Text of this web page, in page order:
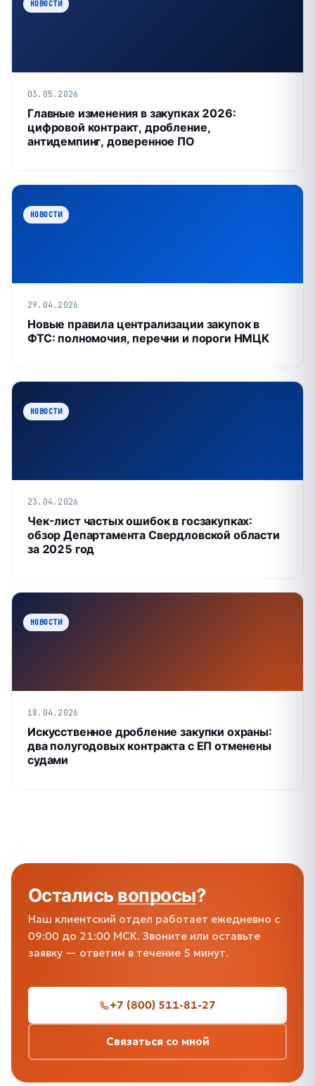
НОВОСТИ
03.05.2026
Главные изменения в закупках 2026:
цифровой контракт, дробление,
антидемпинг, доверенное ПО
НОВОСТИ
29.04.2026
Новые правила централизации закупок в
ФТС: полномочия, перечни и пороги НМЦК
НОВОСТИ
23.04.2026
Чек-лист частых ошибок в госзакупках:
обзор Департамента Свердловской области
за 2025 год
НОВОСТИ
18.04.2026
Искусственное дробление закупки охраны:
два полугодовых контракта с ЕП отменены
судами
Осталисьвопросы?
Наш клиентский отдел работает ежедневно с
09:00 до 21:00 МСК. Звоните или оставьте
заявку — ответим в течение 5 минут.
+7 (800) 511-81-27
Связаться со мной